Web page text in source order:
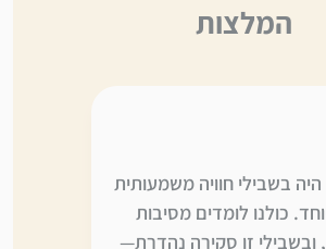
המלצות
בשבילי חוויה משמעותית
כולנו לומדים מסיבות
זו סקירה נהדרת—